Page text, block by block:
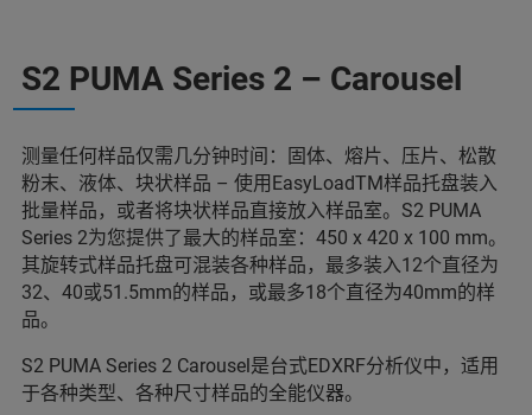
S2 PUMA Series 2 – Carousel
测量任何样品仅需几分钟时间：固体、熔片、压片、松散
粉末、液体、块状样品 – 使用EasyLoadTM样品托盘装入
批量样品，或者将块状样品直接放入样品室。S2 PUMA
Series 2为您提供了最大的样品室：450 x 420 x 100 mm。
其旋转式样品托盘可混装各种样品，最多装入12个直径为
32、40或51.5mm的样品，或最多18个直径为40mm的样
品。
S2 PUMA Series 2 Carousel是台式EDXRF分析仪中，适用
于各种类型、各种尺寸样品的全能仪器。